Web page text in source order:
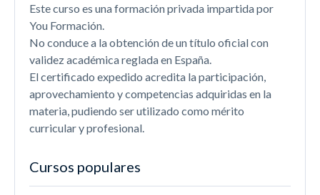
Este curso es una formación privada impartida por
You Formación.
No conduce a la obtención de un título oficial con
validez académica reglada en España.
El certificado expedido acredita la participación,
aprovechamiento y competencias adquiridas en la
materia, pudiendo ser utilizado como mérito
curricular y profesional.
Cursos populares